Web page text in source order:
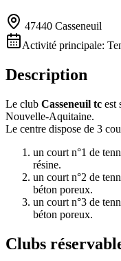
47440 Casseneuil
Activité principale:
Description
Le club Casseneuil tc est
Nouvelle-Aquitaine.
Le centre dispose de 3
un court n°1 de
résine.
un court n°2 de
béton poreux.
un court n°3 de
béton poreux.
Clubs